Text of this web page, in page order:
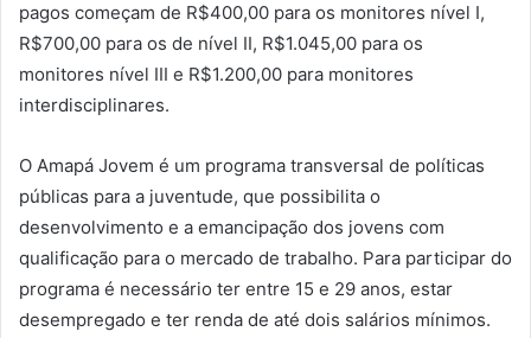
pagos começam de R$400,00 para os monitores nível I,
R$700,00 para os de nível II, R$1.045,00 para os
monitores nível III e R$1.200,00 para monitores
interdisciplinares.
O Amapá Jovem é um programa transversal de políticas
públicas para a juventude, que possibilita o
desenvolvimento e a emancipação dos jovens com
qualificação para o mercado de trabalho. Para participar do
programa é necessário ter entre 15 e 29 anos, estar
desempregado e ter renda de até dois salários mínimos.